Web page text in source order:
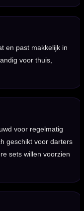
en past makkelijk in
voor thuis,
voor regelmatig
geschikt voor darters
sets willen voorzien